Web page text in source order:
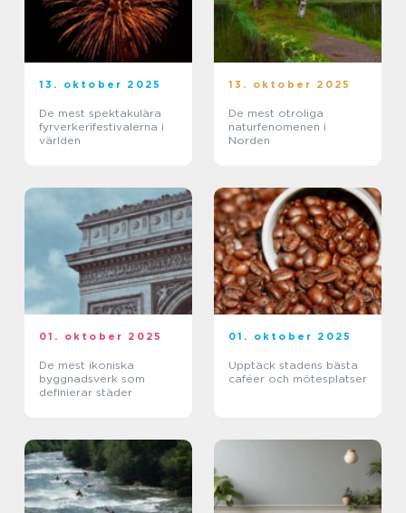
13. oktober 2025
De mest spektakulära
fyrverkerifestivalerna i
världen
13. oktober 2025
De mest otroliga
naturfenomenen i
Norden
01. oktober 2025
De mest ikoniska
byggnadsverk som
definierar städer
01. oktober 2025
Upptäck stadens bästa
caféer och mötesplatser